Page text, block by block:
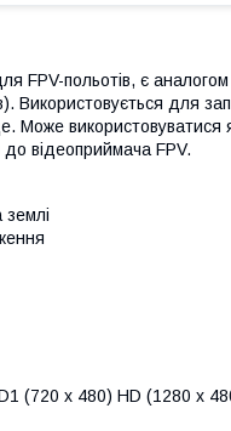
FPV-польотів, є
Використовується для
Може використовуватися
відеоприймача FPV.
землі
(720 х 480) HD (1280 х